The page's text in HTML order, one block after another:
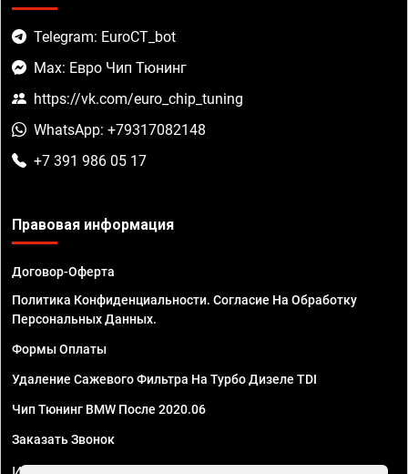
Telegram: EuroCT_bot
Max: Евро Чип Тюнинг
https://vk.com/euro_chip_tuning
WhatsApp: +79317082148
+7 391 986 05 17
Правовая информация
Договор-Оферта
Политика Конфиденциальности. Согласие На Обработку
Персональных Данных.
Формы Оплаты
Удаление Сажевого Фильтра На Турбо Дизеле TDI
Чип Тюнинг BMW После 2020.06
Заказать Звонок